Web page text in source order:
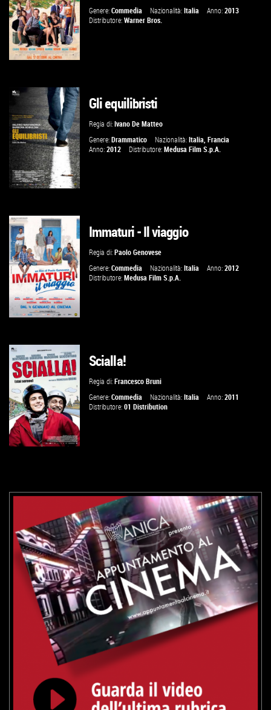
VAI ALLA SCHEDA
Genere:Commedia Nazionalità:Italia Anno:2013
Distributore:Warner Bros.
VAI ALLA SCHEDA
Gli equilibristi
Regia di:Ivano De Matteo
Genere:Drammatico Nazionalità:Italia ,Francia
Anno:2012 Distributore:Medusa Film S.p.A.
VAI ALLA SCHEDA
Immaturi - Il viaggio
Regia di:Paolo Genovese
Genere:Commedia Nazionalità:Italia Anno:2012
Distributore:Medusa Film S.p.A.
Scialla!
Regia di:Francesco Bruni
Genere:Commedia Nazionalità:Italia Anno:2011
Distributore:01 Distribution